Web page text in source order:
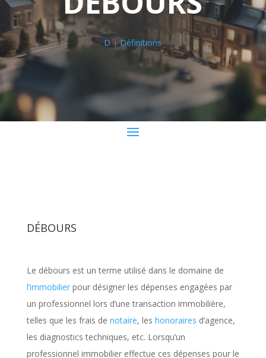
D|Définitions
DÉBOURS
Le débours est un terme utilisé dans le domaine de
l’immobilierpour désigner les dépenses engagées par
un professionnel lors d’une transaction immobilière,
telles que les frais de notaire, les honoraires d’agence,
les diagnostics techniques, etc. Lorsqu’un
professionnel immobilier effectue ces dépenses pour le